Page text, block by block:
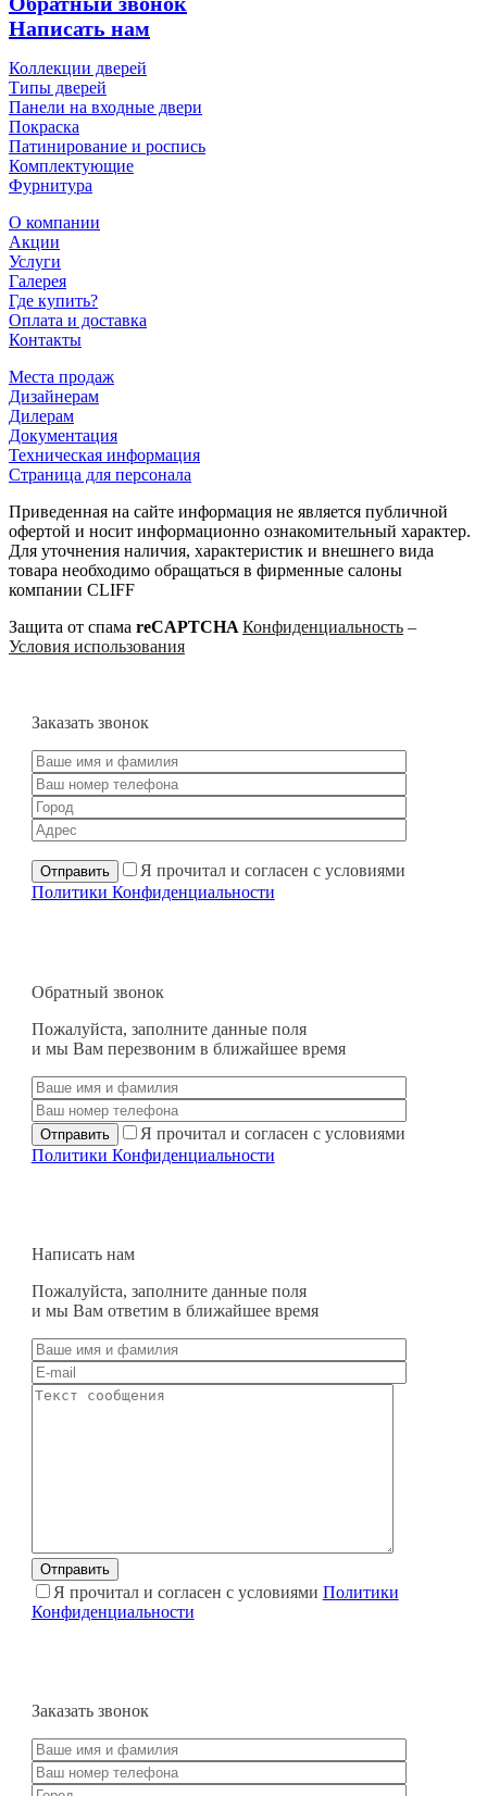
Написать нам
Коллекции дверей
Типы дверей
Панели на входные двери
Покраска
Патинирование и роспись
Комплектующие
Фурнитура
О компании
Акции
Услуги
Галерея
Где купить?
Оплата и доставка
Контакты
Места продаж
Дизайнерам
Дилерам
Документация
Техническая информация
Страница для персонала
Приведенная на сайте информация не является публичной
офертой и носит информационно ознакомительный характер.
Для уточнения наличия, характеристик и внешнего вида
товара необходимо обращаться в фирменные салоны
компании CLIFF
Защита от спама reCAPTCHA Конфиденциальность –
Условия использования
Заказать звонок
Я прочитал и согласен с условиями
Политики Конфиденциальности
Обратный звонок
Пожалуйста, заполните данные поля
и мы Вам перезвоним в ближайшее время
Я прочитал и согласен с условиями
Политики Конфиденциальности
Написать нам
Пожалуйста, заполните данные поля
и мы Вам ответим в ближайшее время
Я прочитал и согласен с условиями Политики
Конфиденциальности
Заказать звонок